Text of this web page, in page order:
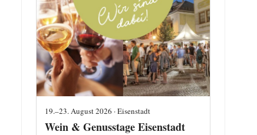
19.–23. August 2026 · Eisenstadt
Wein & Genusstage Eisenstadt